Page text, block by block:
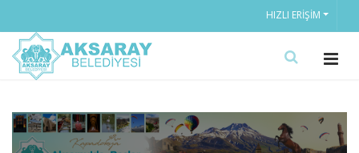
HIZLI ERIŞIM